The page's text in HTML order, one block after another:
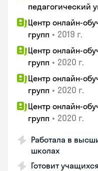
педагогический
Центр онлайн-
групп • 2019 г.
Центр онлайн-
групп • 2020 г.
Центр онлайн-
групп • 2020 г.
Центр онлайн-
групп • 2020 г.
Работала в
школах
Готовит